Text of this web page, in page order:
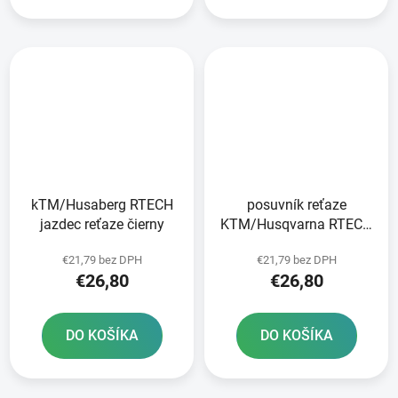
kTM/Husaberg RTECH
jazdec reťaze čierny
€21,79 bez DPH
€26,80
DO KOŠÍKA
posuvník reťaze
KTM/Husqvarna RTECH
€21,79 bez DPH
€26,80
DO KOŠÍKA